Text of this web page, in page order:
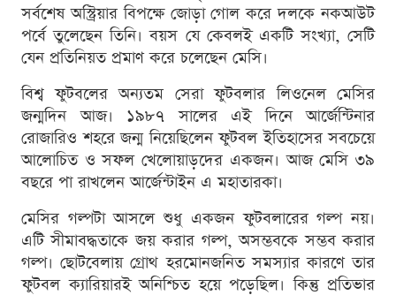
সর্বশেষ অস্ট্রিয়ার বিপক্ষে জোড়া গোল করে দলকে নকআউট
পর্বে তুলেছেন তিনি। বয়স যে কেবলই একটি সংখ্যা, সেটি
যেন প্রতিনিয়ত প্রমাণ করে চলেছেন মেসি।
বিশ্ব ফুটবলের অন্যতম সেরা ফুটবলার লিওনেল মেসির
জন্মদিন আজ। ১৯৮৭ সালের এই দিনে আর্জেন্টিনার
রোজারিও শহরে জন্ম নিয়েছিলেন ফুটবল ইতিহাসের সবচেয়ে
আলোচিত ও সফল খেলোয়াড়দের একজন। আজ মেসি ৩৯
বছরে পা রাখলেন আর্জেন্টাইন এ মহাতারকা।
মেসির গল্পটা আসলে শুধু একজন ফুটবলারের গল্প নয়।
এটি সীমাবদ্ধতাকে জয় করার গল্প, অসম্ভবকে সম্ভব করার
গল্প। ছোটবেলায় গ্রোথ হরমোনজনিত সমস্যার কারণে তার
ফুটবল ক্যারিয়ারই অনিশ্চিত হয়ে পড়েছিল। কিন্তু প্রতিভার